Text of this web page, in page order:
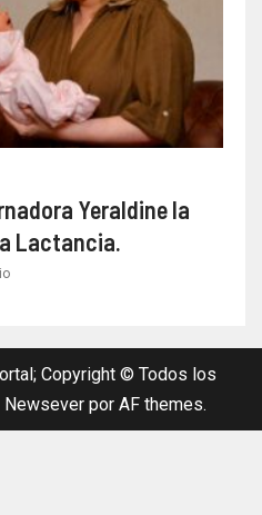
Yeraldine la
Lactancia.
Copyright © Todos los
Newsever por AF themes.